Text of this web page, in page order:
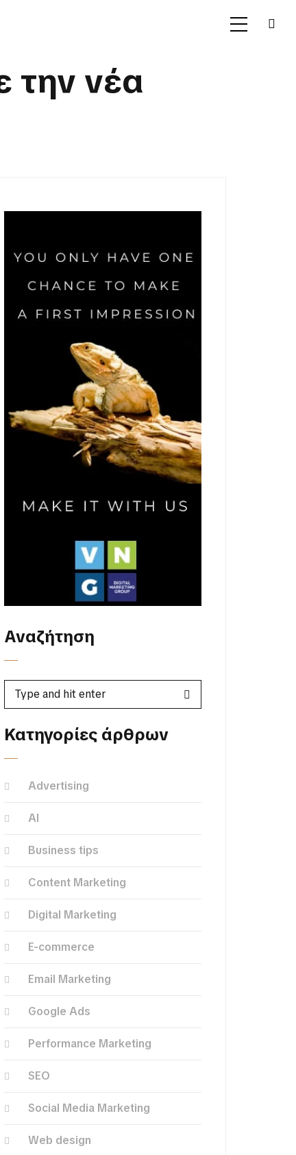
την νέα
Αναζήτηση
Κατηγορίες άρθρων
Advertising
AI
Business tips
Content Marketing
Digital Marketing
E-commerce
Email Marketing
Google Ads
Performance Marketing
SEO
Social Media Marketing
Web design